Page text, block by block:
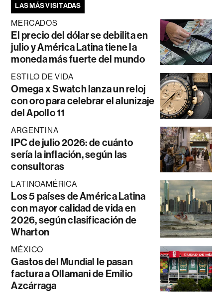
LAS MÁS VISITADAS
MERCADOS
El precio del dólar se debilita en
julio y América Latina tiene la
moneda más fuerte del mundo
ESTILO DE VIDA
Omega x Swatch lanza un reloj
con oro para celebrar el alunizaje
del Apollo 11
ARGENTINA
IPC de julio 2026: de cuánto
sería la inflación, según las
consultoras
LATINOAMÉRICA
Los 5 países de América Latina
con mayor calidad de vida en
2026, según clasificación de
Wharton
MÉXICO
Gastos del Mundial le pasan
factura a Ollamani de Emilio
Azcárraga